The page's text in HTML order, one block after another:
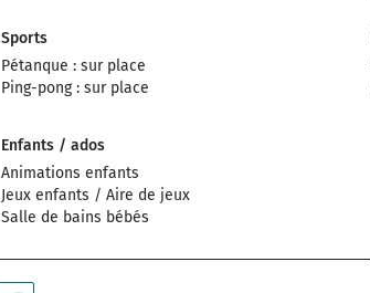
Sports
Pétanque : sur place
Ping-pong : sur place
Enfants / ados
Animations enfants
Jeux enfants / Aire de jeux
Salle de bains bébés